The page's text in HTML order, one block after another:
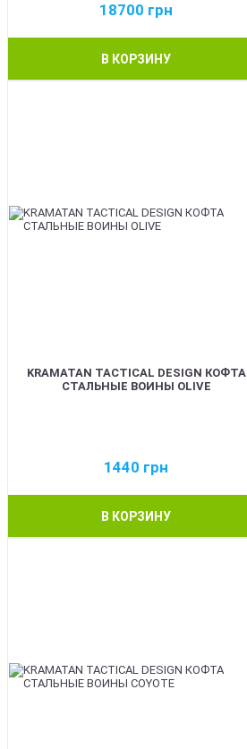
18700 грн
В КОРЗИНУ
KRAMATAN TACTICAL DESIGN КОФТА
СТАЛЬНЫЕ ВОИНЫ OLIVE
1440 грн
В КОРЗИНУ